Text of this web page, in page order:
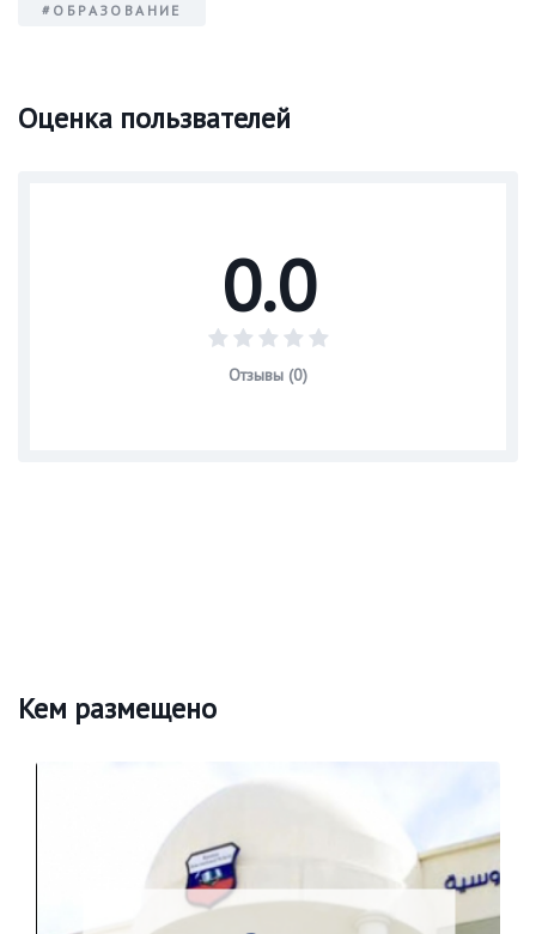
#ОБРАЗОВАНИЕ
Оценка пользвателей
0.0
Отзывы (0)
Кем размещено